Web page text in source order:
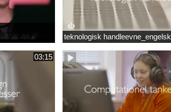
teknologisk handleevne_engelsk
03:15